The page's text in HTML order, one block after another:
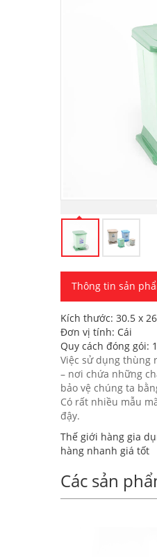
Thông tin sản
Kích thước: 30.5 x
Đơn vị tính: Cái
Quy cách đóng gói:
Việc sử dụng thùng
– nơi chứa những
bảo vệ chúng ta
Có rất nhiều mẫu
đậy.
Thế giới hàng gia
hàng nhanh giá tốt
Các sản